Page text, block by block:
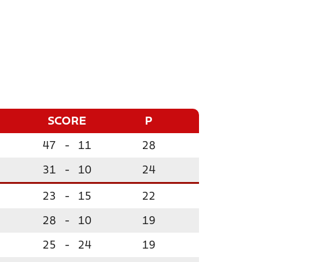
SCORE P
47 - 11 28
31 - 10 24
23 - 15 22
28 - 10 19
25 - 24 19